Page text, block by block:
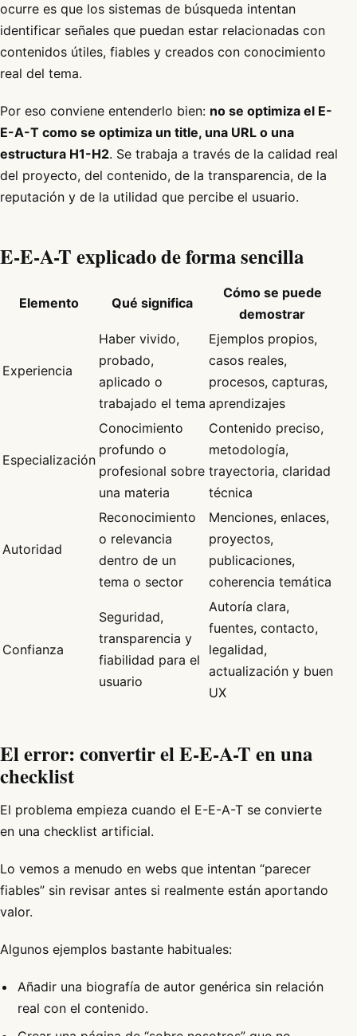
ocurre es que los sistemas de búsqueda intentan
identificar señales que puedan estar relacionadas con
contenidos útiles, fiables y creados con conocimiento
real del tema.
Por eso conviene entenderlo bien: no se optimiza el E-
E-A-T como se optimiza un title, una URL o una
estructura H1-H2. Se trabaja a través de la calidad real
del proyecto, del contenido, de la transparencia, de la
reputación y de la utilidad que percibe el usuario.
E-E-A-T explicado de forma sencilla
Elemento Qué significa
Cómo se puede
demostrar
Experiencia
Haber vivido,
probado,
aplicado o
trabajado el tema
Ejemplos propios,
casos reales,
procesos, capturas,
aprendizajes
Especialización
Conocimiento
profundo o
profesional sobre
una materia
Contenido preciso,
metodología,
trayectoria, claridad
técnica
Autoridad
Reconocimiento
o relevancia
dentro de un
tema o sector
Menciones, enlaces,
proyectos,
publicaciones,
coherencia temática
Confianza
Seguridad,
transparencia y
fiabilidad para el
usuario
Autoría clara,
fuentes, contacto,
legalidad,
actualización y buen
UX
El error: convertir el E-E-A-T en una
checklist
El problema empieza cuando el E-E-A-T se convierte
en una checklist artificial.
Lo vemos a menudo en webs que intentan “parecer
fiables” sin revisar antes si realmente están aportando
valor.
Algunos ejemplos bastante habituales:
Añadir una biografía de autor genérica sin relación
real con el contenido.